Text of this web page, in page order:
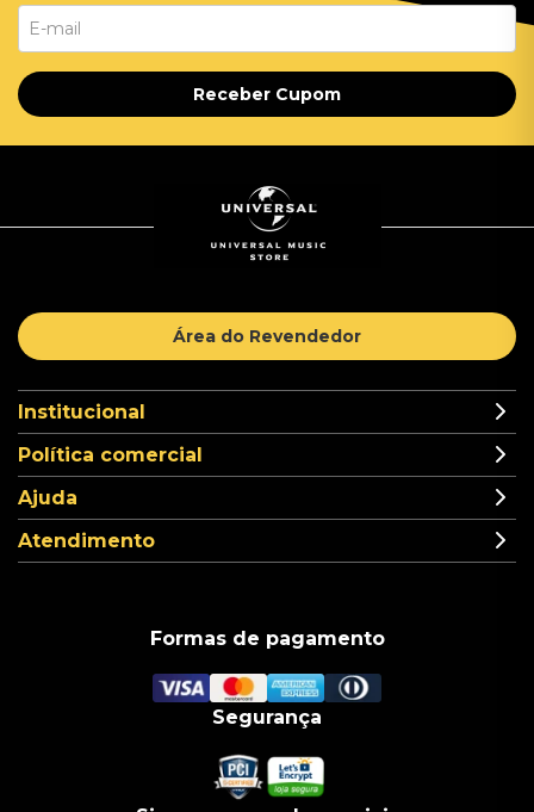
Receber Cupom
Área do Revendedor
Institucional
Política comercial
Ajuda
Atendimento
Formas de pagamento
Segurança